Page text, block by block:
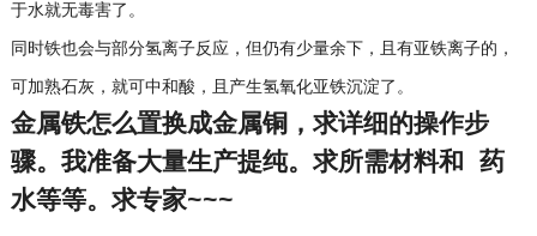
于水就无毒害了。
同时铁也会与部分氢离子反应，但仍有少量余下，且有亚铁离子的，
可加熟石灰，就可中和酸，且产生氢氧化亚铁沉淀了。
金属铁怎么置换成金属铜，求详细的操作步
骤。我准备大量生产提纯。求所需材料和 药
水等等。求专家~~~